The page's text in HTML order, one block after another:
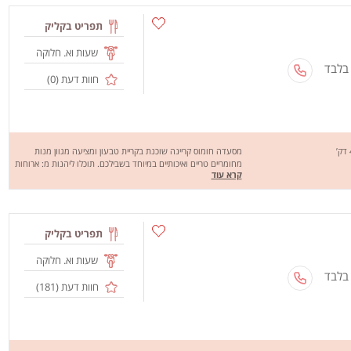
באימונים, בורגר לקרבות, בורגר הגנרל, צ'יקן בורגר, בורגר צמחוני
ועוד. מחכים לכם לחוויה מהנה במיוחד, שיהיה בתאבון !
בלבד
תפריט בקליק
שעות וא. חלוקה
חוות דעת (0
)
מסעדה חומוס קריינה שוכנת בקריית טבעון ומציעה מגוון מנות
מחומריים טריים ואיכותיים במיוחד בשבילכם. תוכלו ליהנות מ: ארוחות
טעימות, סלטים, חומוס סביח, שקשוקה ועוד. וכדי שתוכלו ליהנות
ממגוון המנות הטעימות "חומוס קריינה" מבצעת משלוחים בקריית
קרא עוד
בלבד
תפריט בקליק
שעות וא. חלוקה
חוות דעת (181
)